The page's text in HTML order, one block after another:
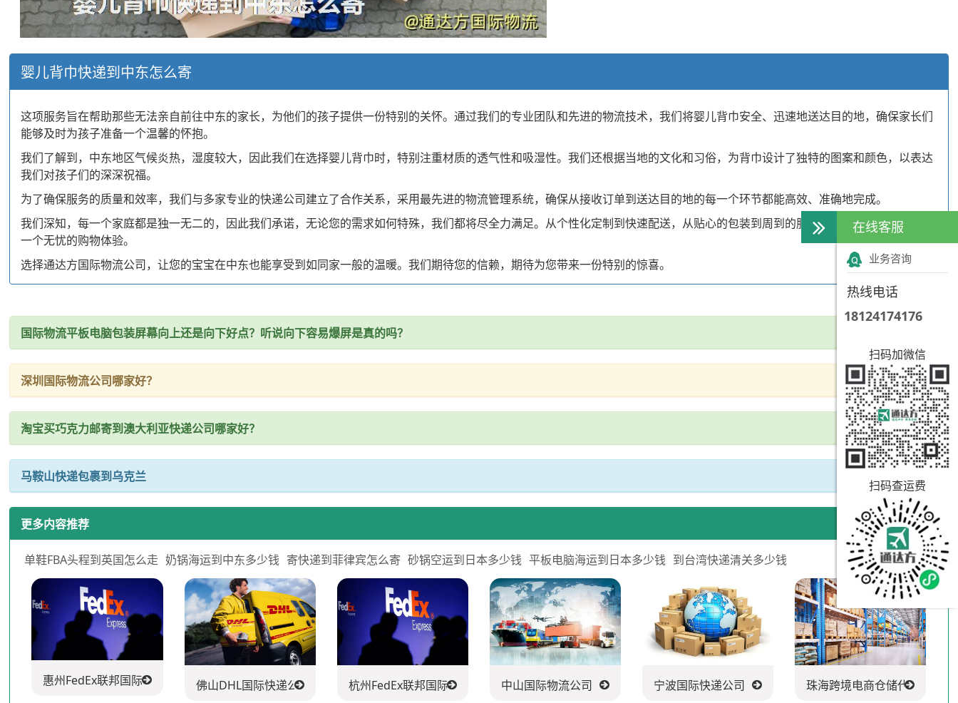
婴儿背巾快递到中东怎么寄
这项服务旨在帮助那些无法亲自前往中东的家长，为他们的孩子提供一份特别的关怀。通过我们的专业团队和先进的物流技术，我们将婴儿背巾安全、迅速地送达目的地，确保家长们
能够及时为孩子准备一个温馨的怀抱。
我们了解到，中东地区气候炎热，湿度较大，因此我们在选择婴儿背巾时，特别注重材质的透气性和吸湿性。我们还根据当地的文化和习俗，为背巾设计了独特的图案和颜色，以表达
我们对孩子们的深深祝福。
为了确保服务的质量和效率，我们与多家专业的快递公司建立了合作关系，采用最先进的物流管理系统，确保从接收订单到送达目的地的每一个环节都能高效、准确地完成。
我们深知，每一个家庭都是独一无二的，因此我们承诺，无论您的需求如何特殊，我们都将尽全力满足。从个性化定制到快速配送，从贴心的包装到周到的服务，我们致力于为您打造
一个无忧的购物体验。
选择通达方国际物流公司，让您的宝宝在中东也能享受到如同家一般的温暖。我们期待您的信赖，期待为您带来一份特别的惊喜。
国际物流平板电脑包装屏幕向上还是向下好点？听说向下容易爆屏是真的吗？
深圳国际物流公司哪家好？
淘宝买巧克力邮寄到澳大利亚快递公司哪家好？
马鞍山快递包裹到乌克兰
更多内容推荐
单鞋FBA头程到英国怎么走 奶锅海运到中东多少钱 寄快递到菲律宾怎么寄 砂锅空运到日本多少钱 平板电脑海运到日本多少钱 到台湾快递清关多少钱
惠州FedEx联邦国际快递公司 佛山DHL国际快递公司 杭州FedEx联邦国际快递公司 中山国际物流公司 宁波国际快递公司 珠海跨境电商仓储代发货
在线客服
业务咨询
热线电话
18124174176
扫码加微信
扫码查运费